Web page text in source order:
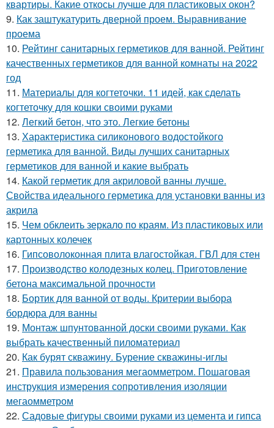
квартиры. Какие откосы лучше для пластиковых окон?
9. Как заштукатурить дверной проем. Выравнивание
проема
10. Рейтинг санитарных герметиков для ванной. Рейтинг
качественных герметиков для ванной комнаты на 2022
год
11. Материалы для когтеточки. 11 идей, как сделать
когтеточку для кошки своими руками
12. Легкий бетон, что это. Легкие бетоны
13. Характеристика силиконового водостойкого
герметика для ванной. Виды лучших санитарных
герметиков для ванной и какие выбрать
14. Какой герметик для акриловой ванны лучше.
Свойства идеального герметика для установки ванны из
акрила
15. Чем обклеить зеркало по краям. Из пластиковых или
картонных колечек
16. Гипсоволоконная плита влагостойкая. ГВЛ для стен
17. Производство колодезных колец. Приготовление
бетона максимальной прочности
18. Бортик для ванной от воды. Критерии выбора
бордюра для ванны
19. Монтаж шпунтованной доски своими руками. Как
выбрать качественный пиломатериал
20. Как бурят скважину. Бурение скважины-иглы
21. Правила пользования мегаомметром. Пошаговая
инструкция измерения сопротивления изоляции
мегаомметром
22. Садовые фигуры своими руками из цемента и гипса